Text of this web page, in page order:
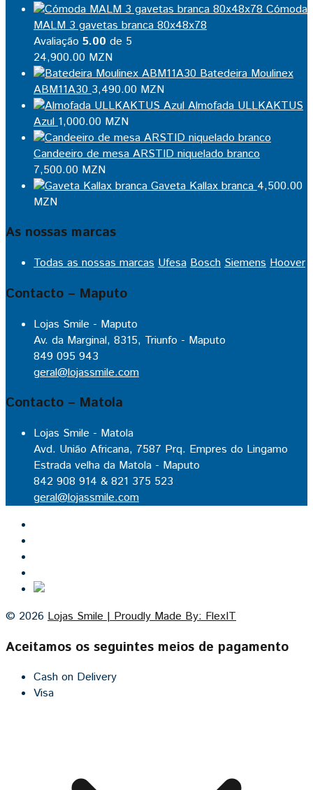
Cómoda
MALM 3 gavetas branca 80x48x78
Avaliação 5.00 de 5
24,900.00 MZN
Batedeira Moulinex
ABM11A30 3,490.00 MZN
Almofada ULLKAKTUS
Azul 1,000.00 MZN
Candeeiro de mesa ARSTID niquelado branco
7,500.00 MZN
Gaveta Kallax branca 4,500.00
MZN
As nossas marcas
Todas as nossas marcas Ufesa Bosch Siemens Hoover
Contacto – Maputo
Lojas Smile - Maputo
Av. da Marginal, 8315, Triunfo - Maputo
849 095 943
geral@lojassmile.com
Contacto – Matola
Lojas Smile - Matola
Avd. União Africana, 7587 Prq. Empres do Lingamo
Estrada velha da Matola - Maputo
842 908 914 & 821 375 523
geral@lojassmile.com
© 2026 Lojas Smile | Proudly Made By: FlexIT
Aceitamos os seguintes meios de pagamento
Cash on Delivery
Visa